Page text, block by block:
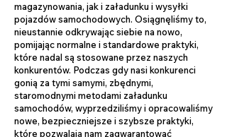
magazynowania, jak i załadunku i wysyłki
pojazdów samochodowych. Osiągnęliśmy to,
nieustannie odkrywając siebie na nowo,
pomijając normalne i standardowe praktyki,
które nadal są stosowane przez naszych
konkurentów. Podczas gdy nasi konkurenci
gonią za tymi samymi, zbędnymi,
staromodnymi metodami załadunku
samochodów, wyprzedziliśmy i opracowaliśmy
nowe, bezpieczniejsze i szybsze praktyki,
które pozwalają nam zagwarantować